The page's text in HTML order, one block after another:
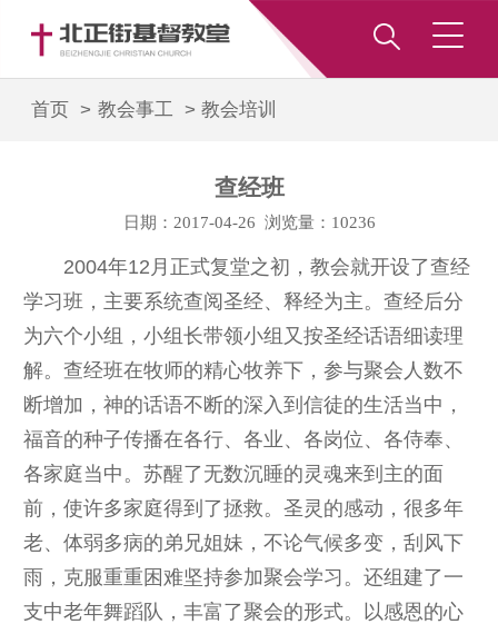
首页 > 教会事工 >教会培训
查经班
日期：2017-04-26 浏览量：10236
2004年12月正式复堂之初，教会就开设了查经
学习班，主要系统查阅圣经、释经为主。查经后分
为六个小组，小组长带领小组又按圣经话语细读理
解。查经班在牧师的精心牧养下，参与聚会人数不
断增加，神的话语不断的深入到信徒的生活当中，
福音的种子传播在各行、各业、各岗位、各侍奉、
各家庭当中。苏醒了无数沉睡的灵魂来到主的面
前，使许多家庭得到了拯救。圣灵的感动，很多年
老、体弱多病的弟兄姐妹，不论气候多变，刮风下
雨，克服重重困难坚持参加聚会学习。还组建了一
支中老年舞蹈队，丰富了聚会的形式。以感恩的心